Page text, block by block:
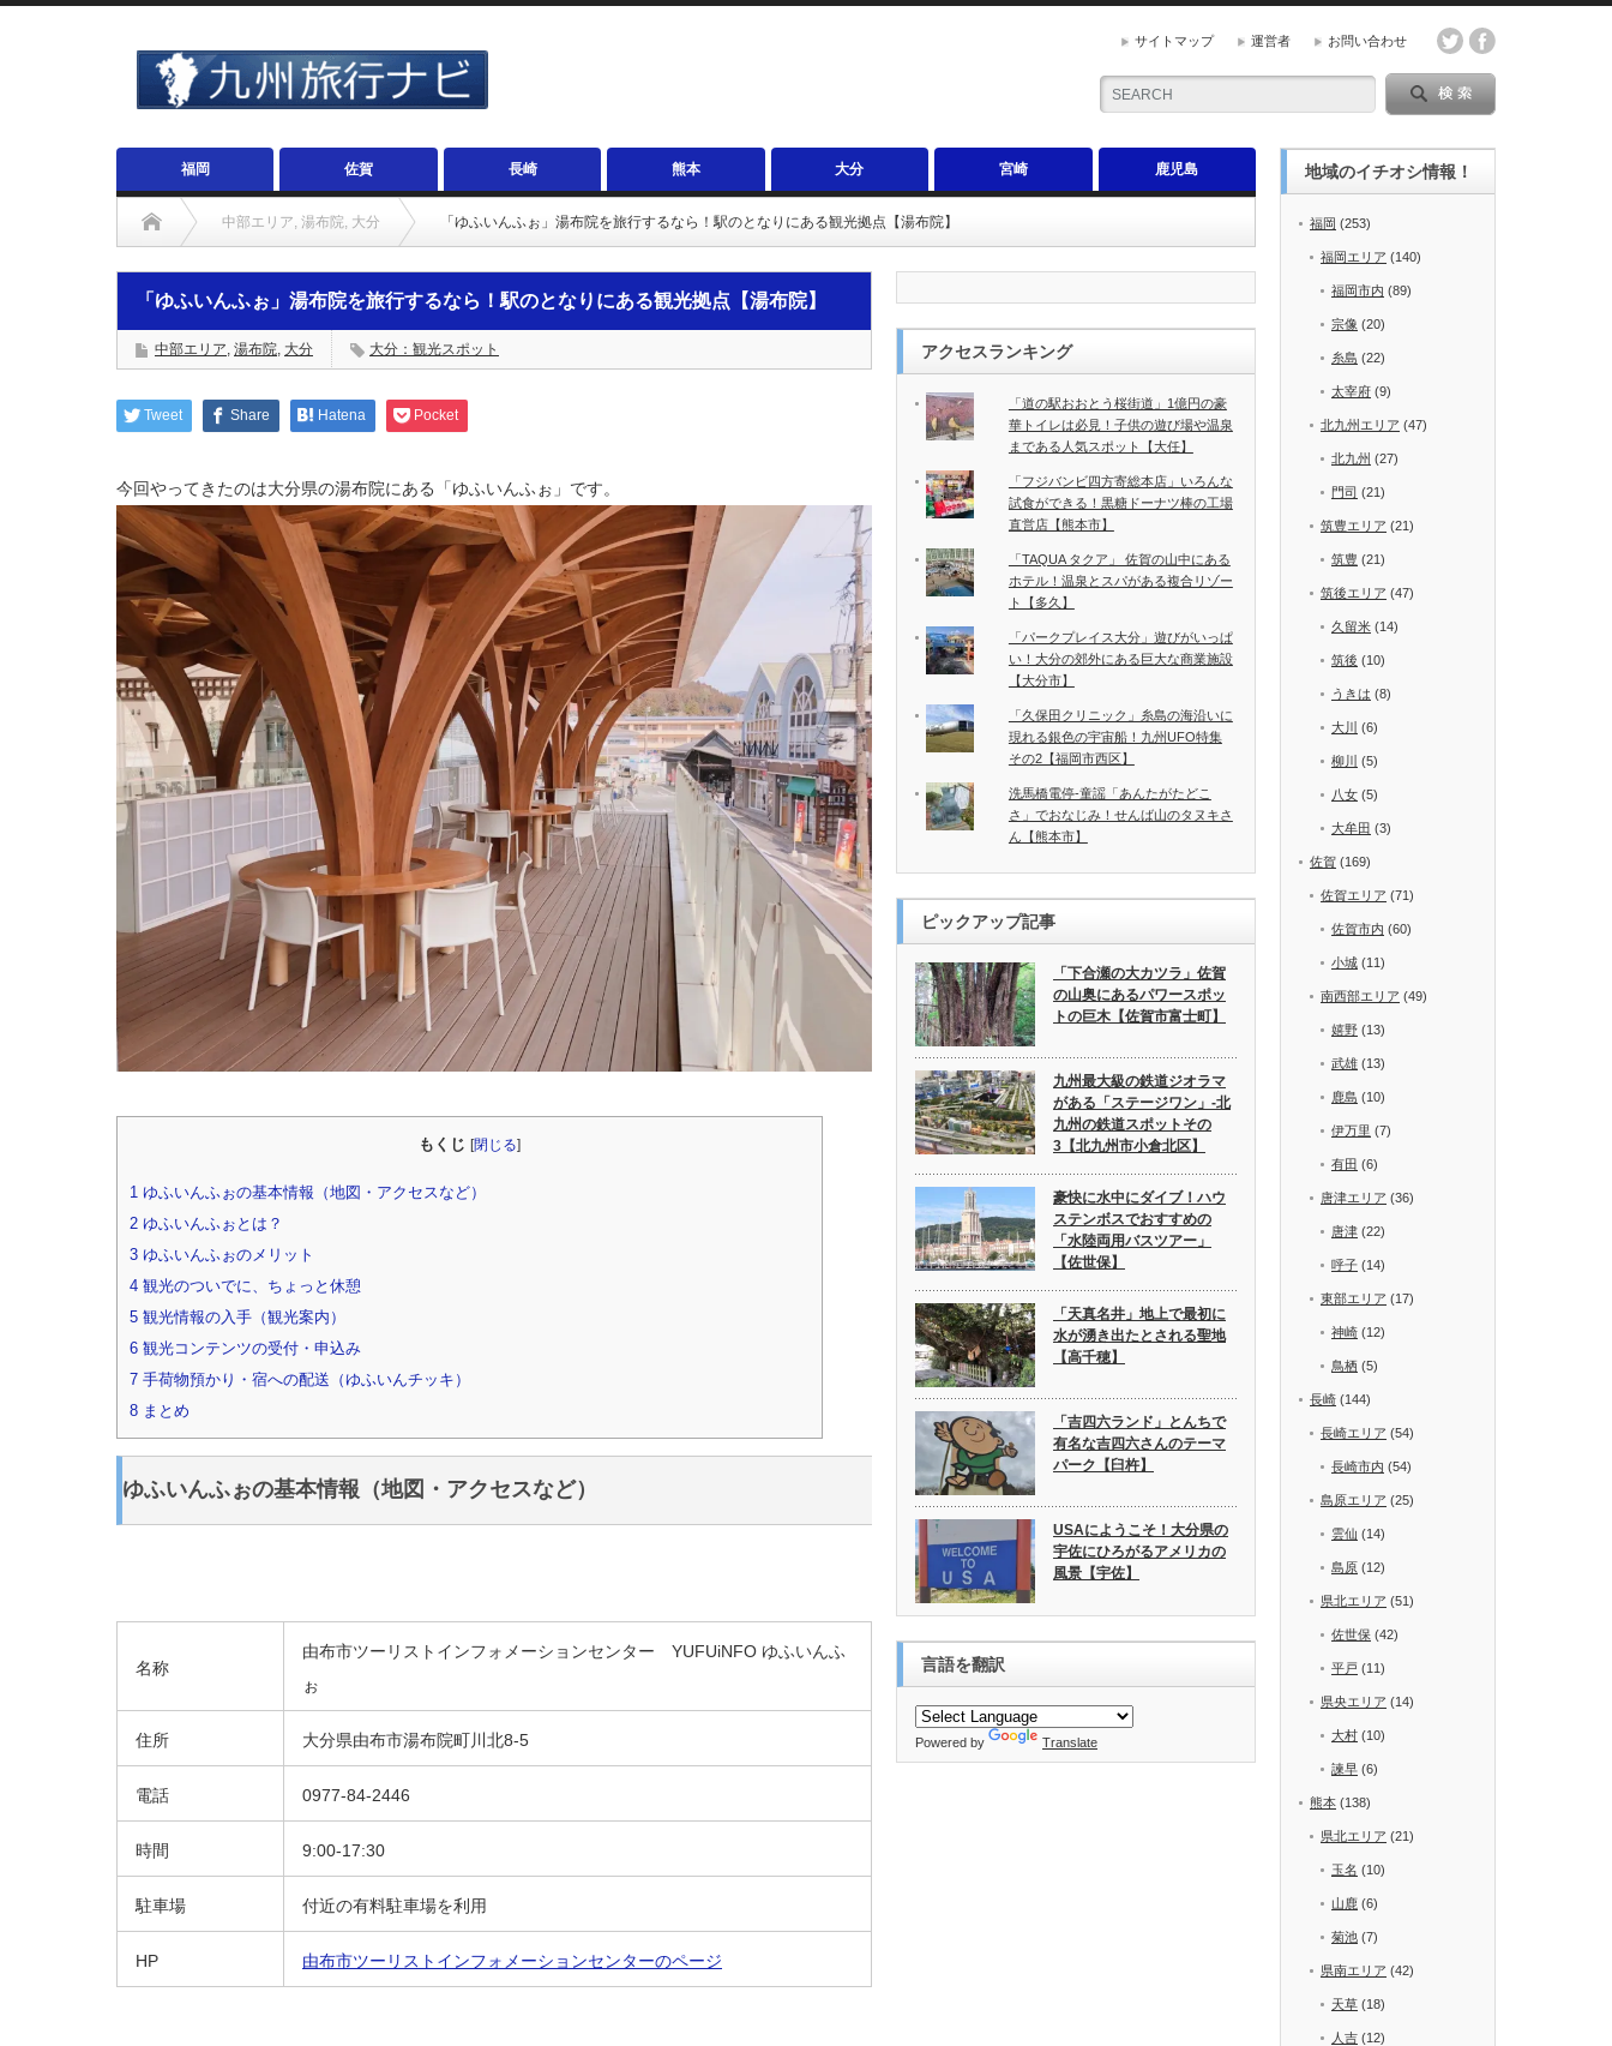
サイトマップ 運営者 お問い合わせ
福岡 佐賀 長崎 熊本 大分 宮崎 鹿児島
中部エリア, 湯布院, 大分 「ゆふいんふぉ」湯布院を旅行するなら！駅のとなりにある観光拠点【湯布院】
「ゆふいんふぉ」湯布院を旅行するなら！駅のとなりにある観光拠点【湯布院】
中部エリア, 湯布院, 大分 大分：観光スポット
Tweet Share Hatena Pocket
今回やってきたのは大分県の湯布院にある「ゆふいんふぉ」です。
もくじ [閉じる]
1 ゆふいんふぉの基本情報（地図・アクセスなど）
2 ゆふいんふぉとは？
3 ゆふいんふぉのメリット
4 観光のついでに、ちょっと休憩
5 観光情報の入手（観光案内）
6 観光コンテンツの受付・申込み
7 手荷物預かり・宿への配送（ゆふいんチッキ）
8 まとめ
ゆふいんふぉの基本情報（地図・アクセスなど）
名称
由布市ツーリストインフォメーションセンター YUFUiNFO ゆふいんふ
ぉ
住所 大分県由布市湯布院町川北8-5
電話 0977-84-2446
時間 9:00-17:30
駐車場 付近の有料駐車場を利用
HP 由布市ツーリストインフォメーションセンターのページ
アクセスランキング
「道の駅おおとう桜街道」1億円の豪
華トイレは必見！子供の遊び場や温泉
まである人気スポット【大任】
「フジバンビ四方寄総本店」いろんな
試食ができる！黒糖ドーナツ棒の工場
直営店【熊本市】
「TAQUA タクア」 佐賀の山中にある
ホテル！温泉とスパがある複合リゾー
ト【多久】
「パークプレイス大分」遊びがいっぱ
い！大分の郊外にある巨大な商業施設
【大分市】
「久保田クリニック」糸島の海沿いに
現れる銀色の宇宙船！九州UFO特集
その2【福岡市西区】
洗馬橋電停-童謡「あんたがたどこ
さ」でおなじみ！せんば山のタヌキさ
ん【熊本市】
ピックアップ記事
「下合瀬の大カツラ」佐賀
の山奥にあるパワースポッ
トの巨木【佐賀市富士町】
九州最大級の鉄道ジオラマ
がある「ステージワン」-北
九州の鉄道スポットその
3【北九州市小倉北区】
豪快に水中にダイブ！ハウ
ステンボスでおすすめの
「水陸両用バスツアー」
【佐世保】
「天真名井」地上で最初に
水が湧き出たとされる聖地
【高千穂】
「吉四六ランド」とんちで
有名な吉四六さんのテーマ
パーク【臼杵】
USAにようこそ！大分県の
宇佐にひろがるアメリカの
風景【宇佐】
言語を翻訳
Powered by Translate
地域のイチオシ情報！
福岡 (253)
福岡エリア (140)
福岡市内 (89)
宗像 (20)
糸島 (22)
太宰府 (9)
北九州エリア (47)
北九州 (27)
門司 (21)
筑豊エリア (21)
筑豊 (21)
筑後エリア (47)
久留米 (14)
筑後 (10)
うきは (8)
大川 (6)
柳川 (5)
八女 (5)
大牟田 (3)
佐賀 (169)
佐賀エリア (71)
佐賀市内 (60)
小城 (11)
南西部エリア (49)
嬉野 (13)
武雄 (13)
鹿島 (10)
伊万里 (7)
有田 (6)
唐津エリア (36)
唐津 (22)
呼子 (14)
東部エリア (17)
神崎 (12)
鳥栖 (5)
長崎 (144)
長崎エリア (54)
長崎市内 (54)
島原エリア (25)
雲仙 (14)
島原 (12)
県北エリア (51)
佐世保 (42)
平戸 (11)
県央エリア (14)
大村 (10)
諫早 (6)
熊本 (138)
県北エリア (21)
玉名 (10)
山鹿 (6)
菊池 (7)
県南エリア (42)
天草 (18)
人吉 (12)